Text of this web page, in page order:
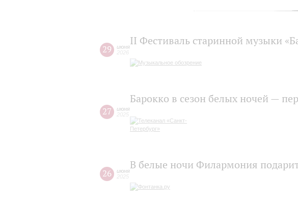
29
июня
2026
II Фестиваль старинной музыки
27
июня
2025
Барокко в сезон белых ночей —
26
июня
2025
В белые ночи Филармония